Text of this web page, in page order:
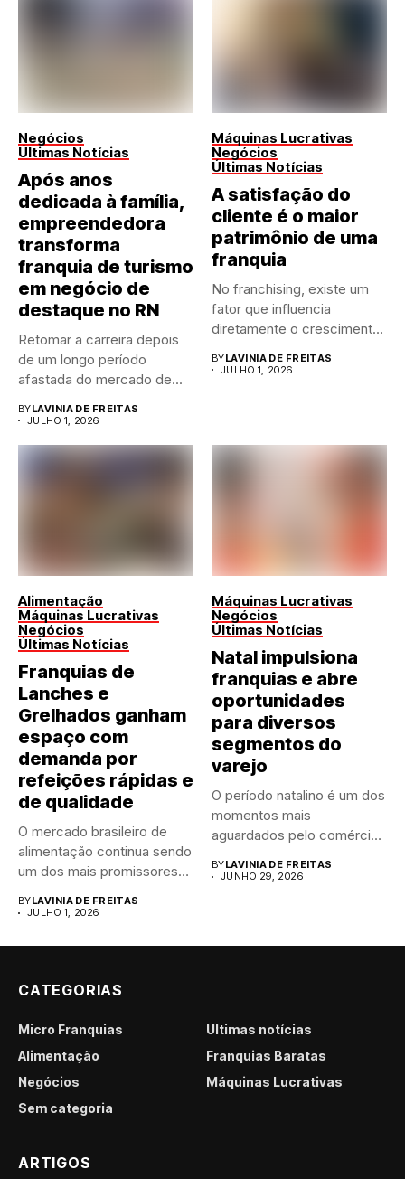
Negócios
Últimas Notícias
Após anos
dedicada à família,
empreendedora
transforma
franquia de turismo
em negócio de
destaque no RN
Retomar a carreira depois
de um longo período
afastada do mercado de...
BYLAVINIA DE FREITAS
JULHO 1, 2026
Máquinas Lucrativas
Negócios
Últimas Notícias
A satisfação do
cliente é o maior
patrimônio de uma
franquia
No franchising, existe um
fator que influencia
diretamente o crescimento
BYLAVINIA DE FREITAS
JULHO 1, 2026
Alimentação
Máquinas Lucrativas
Negócios
Últimas Notícias
Franquias de
Lanches e
Grelhados ganham
espaço com
demanda por
refeições rápidas e
de qualidade
O mercado brasileiro de
alimentação continua sendo
um dos mais promissores
BYLAVINIA DE FREITAS
JULHO 1, 2026
Máquinas Lucrativas
Negócios
Últimas Notícias
Natal impulsiona
franquias e abre
oportunidades
para diversos
segmentos do
varejo
O período natalino é um dos
momentos mais
aguardados pelo comércio
BYLAVINIA DE FREITAS
JUNHO 29, 2026
CATEGORIAS
Micro Franquias
Últimas notícias
Alimentação
Franquias Baratas
Negócios
Máquinas Lucrativas
Sem categoria
ARTIGOS